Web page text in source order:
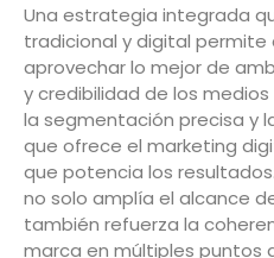
Una estrategia integrada
tradicional y digital permite
aprovechar lo mejor de
y credibilidad de los
la segmentación precisa y
que ofrece el marketing
que potencia los
no solo amplía el alcance
también refuerza la
marca en múltiples puntos